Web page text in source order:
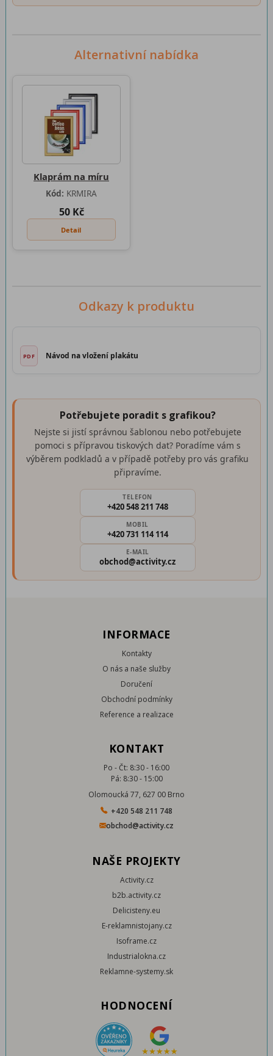
Alternativní nabídka
Klaprám na míru
Kód: KRMIRA
50 Kč
Detail
Odkazy k produktu
Návod na vložení plakátu
Potřebujete poradit s grafikou?
Nejste si jistí správnou šablonou nebo potřebujete
pomoci s přípravou tiskových dat? Poradíme vám s
výběrem podkladů a v případě potřeby pro vás grafiku
připravíme.
TELEFON
+420 548 211 748
MOBIL
+420 731 114 114
E-MAIL
obchod@activity.cz
INFORMACE
Kontakty
O nás a naše služby
Doručení
Obchodní podmínky
Reference a realizace
KONTAKT
Po - Čt: 8:30 - 16:00
Pá: 8:30 - 15:00
Olomoucká 77, 627 00 Brno
+420 548 211 748
obchod@activity.cz
NAŠE PROJEKTY
Activity.cz
b2b.activity.cz
Delicisteny.eu
E-reklamnistojany.cz
Isoframe.cz
Industrialokna.cz
Reklamne-systemy.sk
HODNOCENÍ